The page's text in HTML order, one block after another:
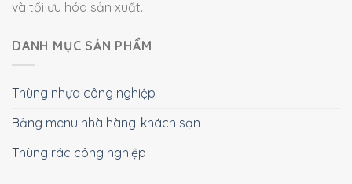
và tối ưu hóa sản xuất.
DANH MỤC SẢN PHẨM
Thùng nhựa công nghiệp
Bảng menu nhà hàng-khách sạn
Thùng rác công nghiệp